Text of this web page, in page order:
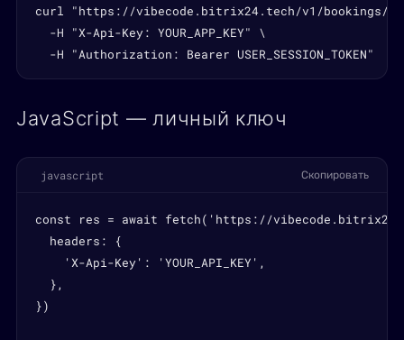
curl "https://vibecode.bitrix24.tech/v1/bookings/
  -H "X-Api-Key: YOUR_APP_KEY" \
  -H "Authorization: Bearer USER_SESSION_TOKEN"
JavaScript — личный ключ
javascript Скопировать
const res = await fetch('https://
  headers: {
    'X-Api-Key': 'YOUR_API_KEY',
  },
})